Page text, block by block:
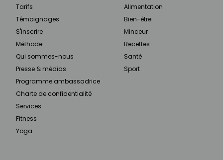
Tarifs
Témoignages
S'inscrire
Méthode
Qui sommes-nous
Presse & médias
Programme ambassadrice
Charte de confidentialité
Services
Fitness
Yoga
Alimentation
Bien-être
Minceur
Recettes
Santé
Sport